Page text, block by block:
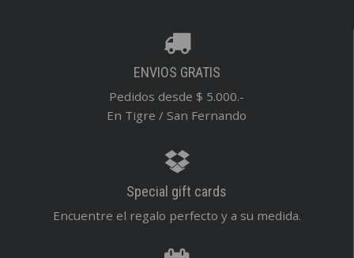
ENVIOS GRATIS
Pedidos desde $ 5.000.-
En Tigre / San Fernando
Special gift cards
Encuentre el regalo perfecto y a su medida.